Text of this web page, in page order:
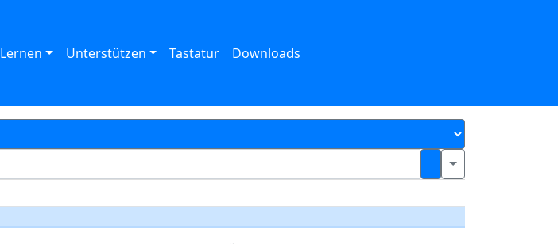
Lernen Unterstützen Tastatur Downloads